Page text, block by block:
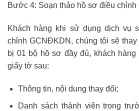
Bước 4: Soạn thảo hồ sơ điều chỉnh
Khách hàng khi sử dụng dịch vụ
chỉnh GCNĐKDN, chúng tôi sẽ
bị 01 bộ hồ sơ đầy đủ, khách
giấy tờ sau:
Thông tin, nội dung thay đổi;
Danh sách thành viên trong